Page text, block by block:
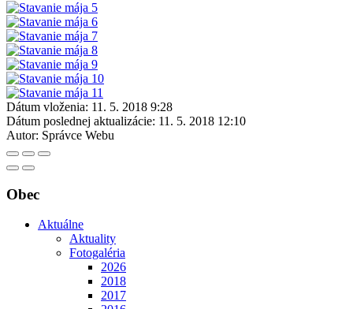
Dátum vloženia: 11. 5. 2018 9:28
Dátum poslednej aktualizácie: 11. 5. 2018 12:10
Autor: Správce Webu
Obec
Aktuálne
Aktuality
Fotogaléria
2026
2018
2017